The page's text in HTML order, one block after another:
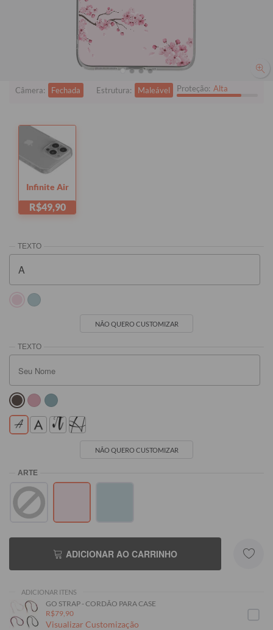
Quer checar se está comprando o modelo certo?
i Tem dúvidas sobre as capas?
Câmera: Fechada Estrutura: Maleável Proteção: Alta
Infinite Air
R$49,90
NÃO QUERO CUSTOMIZAR
NÃO QUERO CUSTOMIZAR
ADICIONAR AO CARRINHO
ADICIONAR ITENS
GO STRAP - CORDÃO PARA CASE
R$79,90
Visualizar Customização